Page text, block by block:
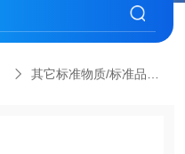
其它标准物质/标准品